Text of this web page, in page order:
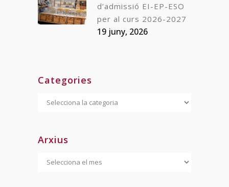
d’admissió EI-EP-ESO
per al curs 2026-2027
19 juny, 2026
Categories
Categories
Arxius
Arxius